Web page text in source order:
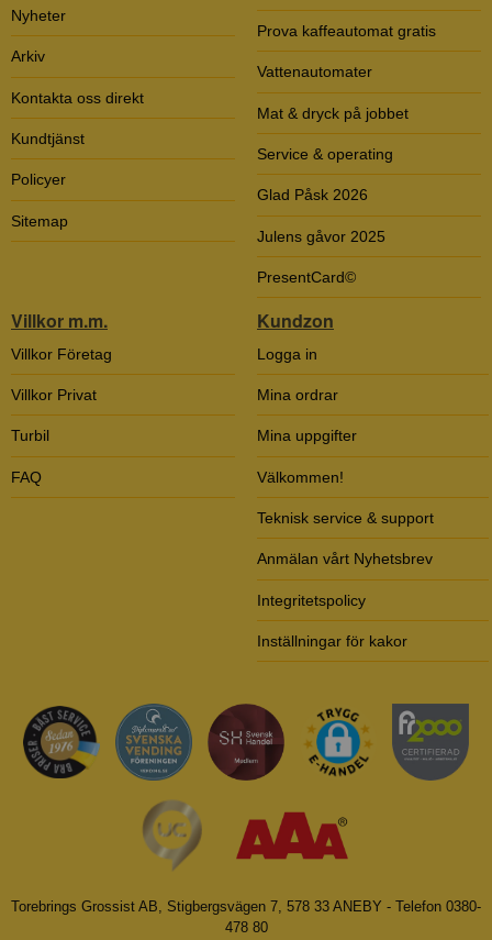
Nyheter
Arkiv
Kontakta oss direkt
Kundtjänst
Policyer
Sitemap
Prova kaffeautomat gratis
Vattenautomater
Mat & dryck på jobbet
Service & operating
Glad Påsk 2026
Julens gåvor 2025
PresentCard©
Villkor m.m.
Villkor Företag
Villkor Privat
Turbil
FAQ
Kundzon
Logga in
Mina ordrar
Mina uppgifter
Välkommen!
Teknisk service & support
Anmälan vårt Nyhetsbrev
Integritetspolicy
Inställningar för kakor
Torebrings Grossist AB, Stigbergsvägen 7, 578 33 ANEBY - Telefon 0380-
478 80